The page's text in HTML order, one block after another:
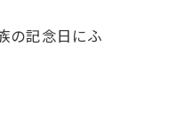
の記念日にふ